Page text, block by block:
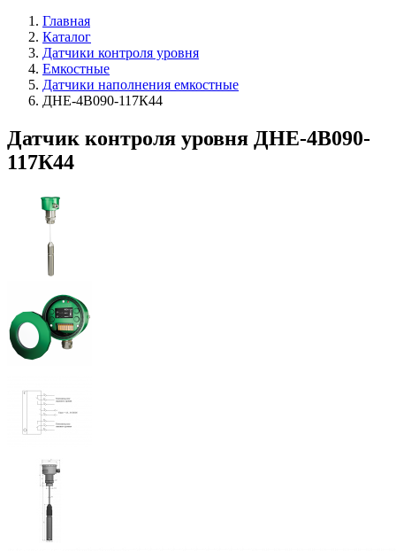
Главная
Каталог
Датчики контроля уровня
Емкостные
Датчики наполнения емкостные
ДНЕ-4В090-117К44
Датчик контроля уровня ДНЕ-4В090-
117К44